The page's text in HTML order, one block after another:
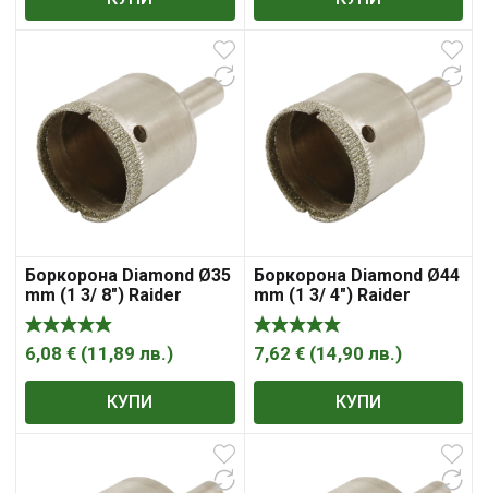
Боркорона Diamond Ø35
mm (1 3/ 8″) Raider
6,08 € (11,89 лв.)
КУПИ
Боркорона Diamond Ø44
mm (1 3/ 4″) Raider
7,62 € (14,90 лв.)
КУПИ